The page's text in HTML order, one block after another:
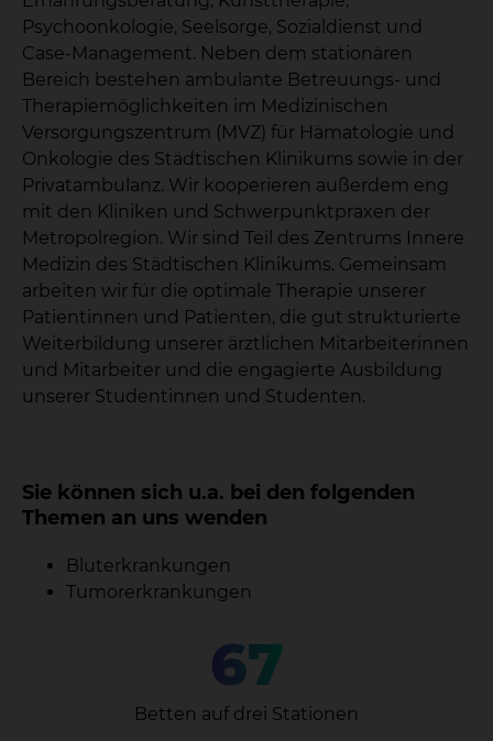
Psychoonkologie, Seelsorge, Sozialdienst und
Case-Management. Neben dem stationären
Bereich bestehen ambulante Betreuungs- und
Therapiemöglichkeiten im Medizinischen
Versorgungszentrum (MVZ) für Hämatologie und
Onkologie des Städtischen Klinikums sowie in der
Privatambulanz. Wir kooperieren außerdem eng
mit den Kliniken und Schwerpunktpraxen der
Metropolregion. Wir sind Teil des Zentrums Innere
Medizin des Städtischen Klinikums. Gemeinsam
arbeiten wir für die optimale Therapie unserer
Patientinnen und Patienten, die gut strukturierte
Weiterbildung unserer ärztlichen Mitarbeiterinnen
und Mitarbeiter und die engagierte Ausbildung
unserer Studentinnen und Studenten.
Sie können sich u.a. bei den folgenden
Themen an uns wenden
Bluterkrankungen
Tumorerkrankungen
67
Betten auf drei Stationen